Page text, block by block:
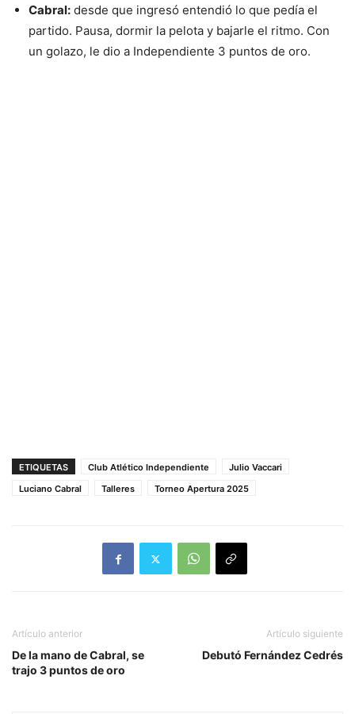
Cabral: desde que ingresó entendió lo que pedía el
partido. Pausa, dormir la pelota y bajarle el ritmo. Con
un golazo, le dio a Independiente 3 puntos de oro.
ETIQUETAS Club Atlético Independiente
Julio Vaccari
Luciano Cabral
Talleres Torneo Apertura 2025
Artículo anterior
De la mano de Cabral, se
trajo 3 puntos de oro
Artículo siguiente
Debutó Fernández Cedrés